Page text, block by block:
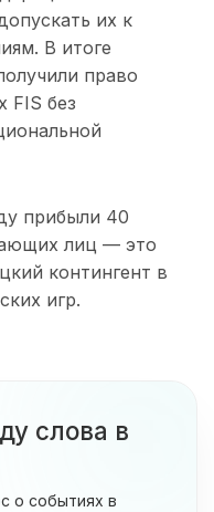
их к
В итоге
право
FIS без
прибыли 40
лиц — это
контингент в
игр.
слова в
о событиях в